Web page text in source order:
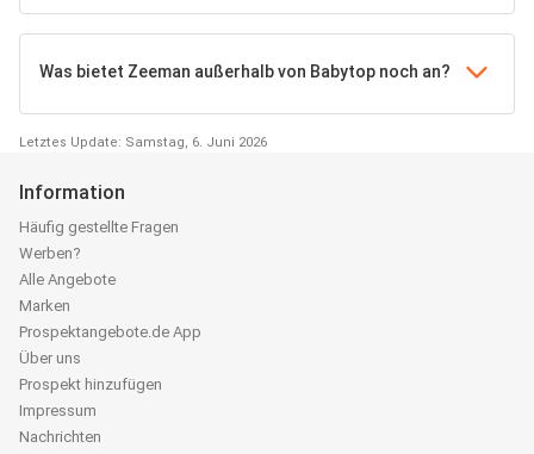
Was bietet Zeeman außerhalb von Babytop noch an?
Letztes Update: Samstag, 6. Juni 2026
Information
Häufig gestellte Fragen
Werben?
Alle Angebote
Marken
Prospektangebote.de App
Über uns
Prospekt hinzufügen
Impressum
Nachrichten